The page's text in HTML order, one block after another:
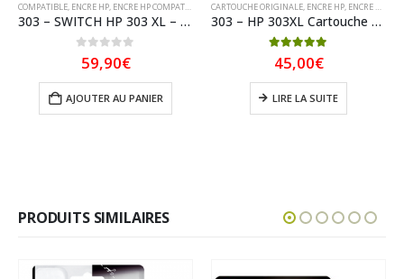
COMPATIBLE, ENCRE HP, ENCRE HP COMPATIBLE
303 – SWITCH HP 303 XL – équivalent À HP T6N04AE, T6N03AE – Noir + Tricolor
0sur 5
59,90€
AJOUTER AU PANIER
CARTOUCHE ORIGINALE, ENCRE HP, ENCRE HP ORIGINAL
303 – HP 303XL Cartouche grande capacité originale Noire T6N04AE
5.00 sur 5
45,00€
LIRE LA SUITE
PRODUITS SIMILAIRES